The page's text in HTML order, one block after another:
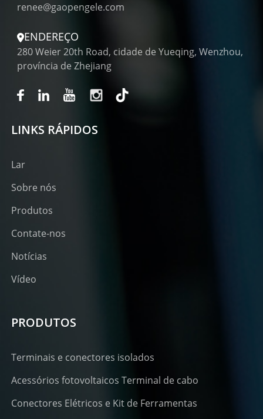
renee@gaopengele.com
ENDEREÇO
280 Weier 20th Road, cidade de Yueqing, Wenzhou,
província de Zhejiang
LINKS RÁPIDOS
Lar
Sobre nós
Produtos
Contate-nos
Notícias
Vídeo
PRODUTOS
Terminais e conectores isolados
Acessórios fotovoltaicos Terminal de cabo
Conectores Elétricos e Kit de Ferramentas